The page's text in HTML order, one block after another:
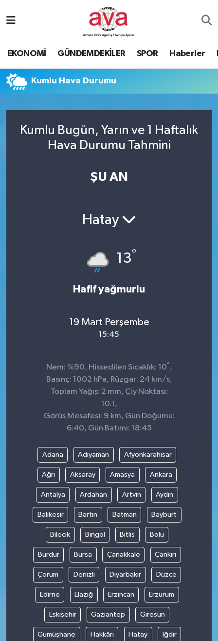
EKONOMİ GÜNDEMDEKİLER SPOR Haberler
Kumlu Hava Durumu
Kumlu Bugün, Yarın ve 1 Haftalık
Hava Durumu Tahmini
ŞU AN
Hatay
13°
Hafif yağmurlu
19 Mart Perşembe
15:45
Nem: %90, Hissedilen Sıcaklık: 10° ,
Basınç: 1002 hPa, Rüzgar: 24 km/s,
Toplam Yağış: 2 mm, Çiy Noktası:
10.1,
Görüş Mesafesi: 9 km, Gün Doğumu:
6:40, Gün Batımı: 18:45
Adana Adıyaman Afyonkarahisar
Ağrı Aksaray Amasya Ankara
Antalya Ardahan Artvin Aydın
Balıkesir Bartın Batman Bayburt
Bilecik Bingöl Bitlis Bolu
Burdur Bursa Çanakkale Çankırı
Çorum Denizli Diyarbakır Düzce
Edirne Elazığ Erzincan Erzurum
Eskişehir Gaziantep Giresun
Gümüşhane Hakkâri Hatay Iğdır
Nöbetçi Eczaneler
Namaz Vakitleri
Trafik Durumu
Süper Lig Puan Durumu ve Fikstür